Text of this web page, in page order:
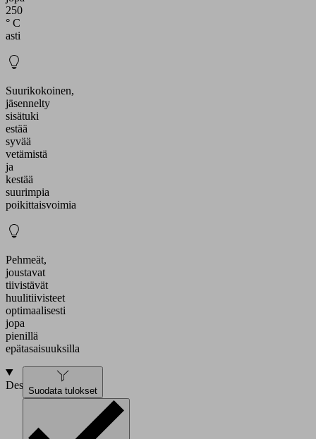
250
° C
asti
Suurikokoinen,
jäsennelty
sisätuki
estää
syvää
vetämistä
ja
kestää
suurimpia
poikittaisvoimia
Pehmeät,
joustavat
tiivistävät
huulitiivisteet
optimaalisesti
jopa
pienillä
epätasaisuuksilla
DesignSuodata tulokset